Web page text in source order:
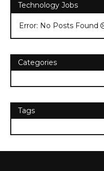
Technology Jobs
Error: No Posts Found
Categories
Tags